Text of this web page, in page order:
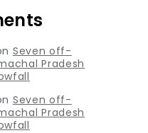
Seven off-
Pradesh
Seven off-
Pradesh